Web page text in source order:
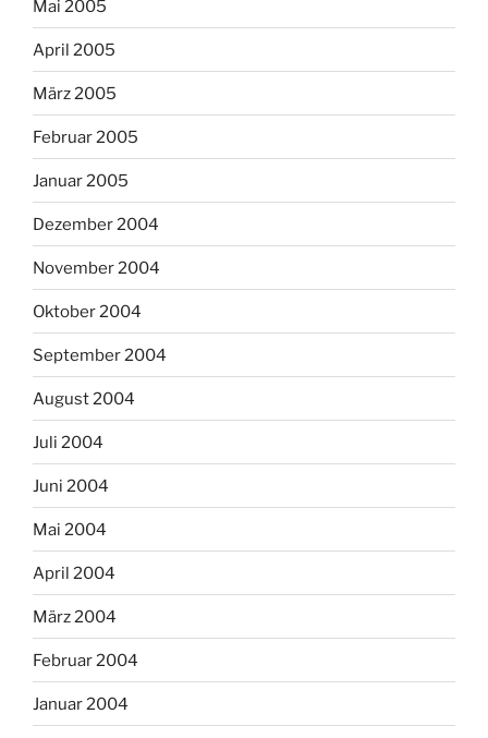
Mai 2005
April 2005
März 2005
Februar 2005
Januar 2005
Dezember 2004
November 2004
Oktober 2004
September 2004
August 2004
Juli 2004
Juni 2004
Mai 2004
April 2004
März 2004
Februar 2004
Januar 2004